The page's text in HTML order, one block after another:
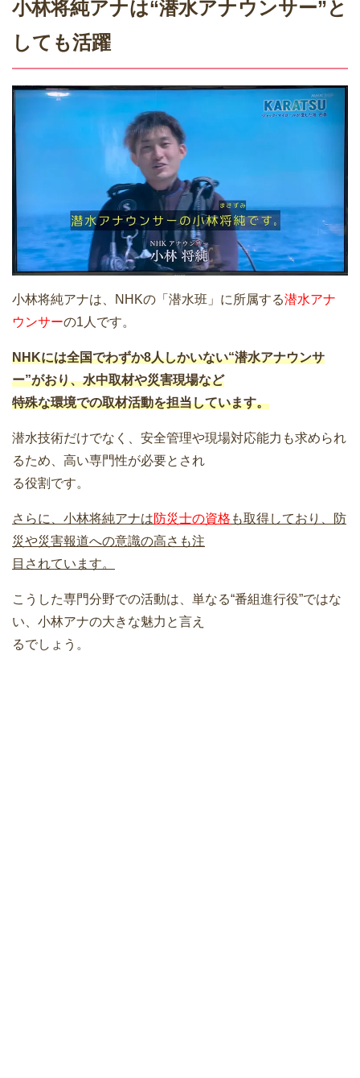
小林将純アナは“潜水アナウンサー”と
しても活躍
小林将純アナは、NHKの「潜水班」に所属する潜水アナ
ウンサーの1人です。
NHKには全国でわずか8人しかいない“潜水アナウンサ
ー”がおり、水中取材や災害現場など
特殊な環境での取材活動を担当しています。
潜水技術だけでなく、安全管理や現場対応能力も求められ
るため、高い専門性が必要とされ
る役割です。
さらに、小林将純アナは防災士の資格 も取得しており、防
災や災害報道への意識の高さも注
目されています。
こうした専門分野での活動は、単なる“番組進行役”ではな
い、小林アナの大きな魅力と言え
るでしょう。